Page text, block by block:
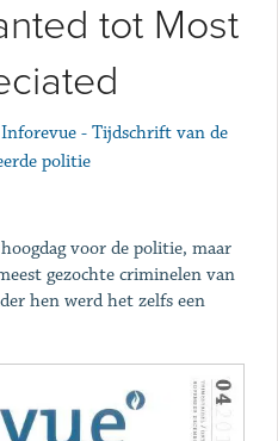
tot Most
Inforevue - Tijdschrift van de
politie
voor de politie, maar
gezochte criminelen van
hen werd het zelfs een